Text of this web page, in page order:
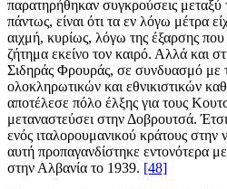
παρατηρήθηκαν συγκρούσεις
πάντως, είναι ότι τα εν λόγω μέτρα
αιχμή, κυρίως, λόγω της έξαρσης
ζήτημα εκείνο τον καιρό. Αλλά και
Σιδηράς Φρουράς, σε συνδυασμό με
ολοκληρωτικών και εθνικιστικών
αποτέλεσε πόλο έλξης για τους
μεταναστεύσει στην Δοβρουτσά.
ενός ιταλορουμανικού κράτους
αυτή προπαγανδίστηκε εντονότερα
στην Αλβανία το 1939. [48]